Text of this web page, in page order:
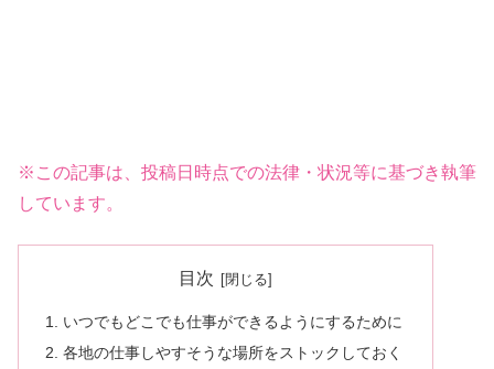
※この記事は、投稿日時点での法律・状況等に基づき執筆
しています。
目次
いつでもどこでも仕事ができるようにするために
各地の仕事しやすそうな場所をストックしておく